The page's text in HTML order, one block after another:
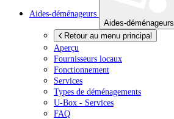
Aides-déménageurs
Aides-déménageurs
Retour au menu principal
Aperçu
Fournisseurs locaux
Fonctionnement
Services
Types de déménagements
U-Box - Services
FAQ